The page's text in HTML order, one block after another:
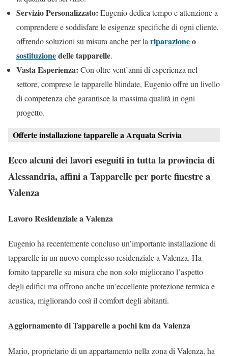
Servizio Personalizzato: Eugenio dedica tempo e attenzione a
comprendere e soddisfare le esigenze specifiche di ogni cliente,
offrendo soluzioni su misura anche per la riparazioneo
sostituzionedelle tapparelle.
Vasta Esperienza: Con oltre vent’anni di esperienza nel
settore, comprese le tapparelle blindate, Eugenio offre un livello
di competenza che garantisce la massima qualità in ogni
progetto.
Offerte installazione tapparelle a Arquata Scrivia
Ecco alcuni dei lavori eseguiti in tutta la provincia di
Alessandria, affini a Tapparelle per porte finestre a
Valenza
Lavoro Residenziale a Valenza
Eugenio ha recentemente concluso un’importante installazione di
tapparelle in un nuovo complesso residenziale a Valenza. Ha
fornito tapparelle su misura che non solo migliorano l’aspetto
degli edifici ma offrono anche un’eccellente protezione termica e
acustica, migliorando così il comfort degli abitanti.
Aggiornamento di Tapparelle a pochi km da Valenza
Mario, proprietario di un appartamento nella zona di Valenza, ha